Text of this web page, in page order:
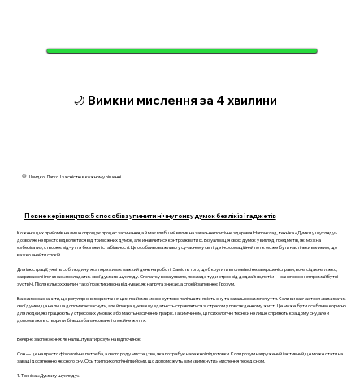
🌙 Вимкни мислення за 4 хвилини
💛 Швидко. Легко. І з ясністю в кожному рішенні.
Повне керівництво: 5 способів зупинити нічну гонку думок без ліків і гаджетів
Кожен з цих прийомів не лише спрощує процес засинання, а й має глибший вплив на загальне психічне здоров’я. Наприклад, техніка «Думки у шухляду»
дозволяє не просто відволіктися від тривожних думок, але й навчитися контролювати їх. Візуалізація своїх думок у вигляді предметів, які можна
«зберігати», створює відчуття безпеки і стабільності. Це особливо важливо у сучасному світі, де інформаційний потік може бути настільки великим, що
важко знайти спокій.
Для ілюстрації, уявіть собі людину, яка переживає важкий день на роботі. Замість того, щоб крутити в голові всі незавершені справи, вона сідає на ліжко,
закриває очі і починає «покладати» свої думки в шухляду. Спочатку вона уявляє, як кладе туди стрес від дедлайнів, потім — занепокоєння про майбутні
зустрічі. Після кількох хвилин такої практики вона відчуває, як напруга зникає, а спокій заповнює її розум.
Важливо зазначити, що регулярне використання цих прийомів може суттєво поліпшити якість сну та загальне самопочуття. Коли ви навчаєтеся «вимикати»
свої думки, це не лише допомагає заснути, але й покращує вашу здатність справлятися зі стресом у повсякденному житті. Це може бути особливо корисно
для людей, які працюють у стресових умовах або мають насичений графік. Таким чином, ці психологічні техніки не лише сприяють кращому сну, але й
допомагають створити більш збалансоване і спокійне життя.
Вечірнє заспокоєння: Як налаштувати розум на відпочинок
Сон — це не просто фізіологічна потреба, а свого роду мистецтво, яке потребує належної підготовки. Коли розум напружений і активний, це може стати на
заваді досягненню якісного сну. Ось три психологічні прийоми, що допоможуть вам «вимкнути» мислення перед сном.
1. Техніка «Думки у шухляду»